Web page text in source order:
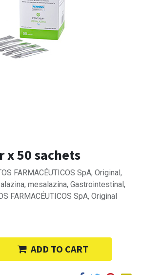
x 50 sachets
FARMACÉUTICOS SpA, Original,
mesalazina, Gastrointestinal,
FARMACÉUTICOS SpA, Original
ADD TO CART